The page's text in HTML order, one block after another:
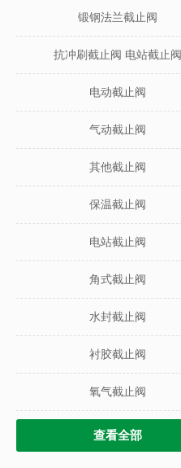
锻钢法兰截止阀
抗冲刷截止阀 电站截止阀
电动截止阀
气动截止阀
其他截止阀
保温截止阀
电站截止阀
角式截止阀
水封截止阀
衬胶截止阀
氧气截止阀
查看全部